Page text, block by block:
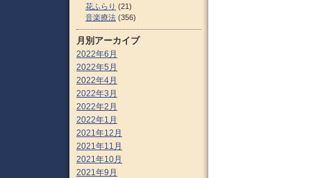
花ふらり (21)
音楽療法 (356)
月別アーカイブ
2022年6月
2022年5月
2022年4月
2022年3月
2022年2月
2022年1月
2021年12月
2021年11月
2021年10月
2021年9月